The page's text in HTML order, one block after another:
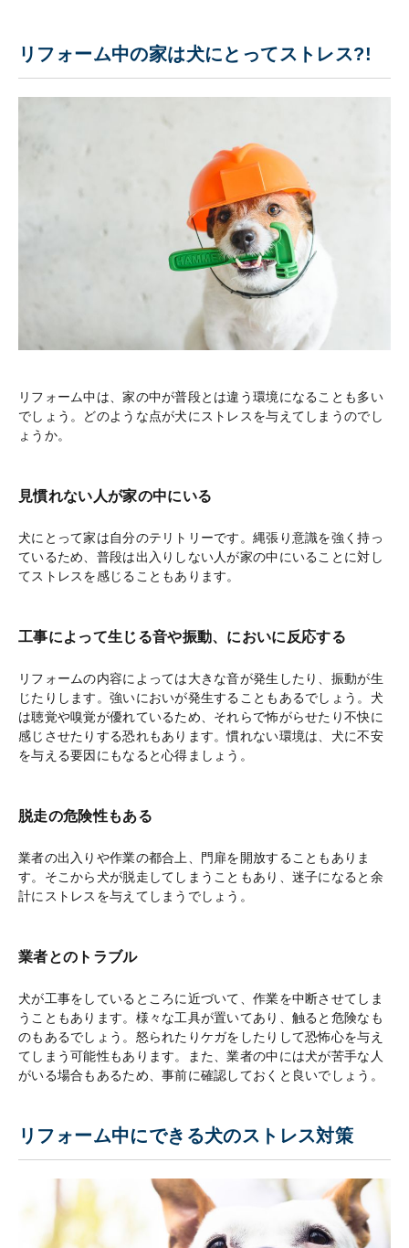
リフォーム中の家は犬にとってストレス?!
リフォーム中は、家の中が普段とは違う環境になることも多い
でしょう。どのような点が犬にストレスを与えてしまうのでし
ょうか。
見慣れない人が家の中にいる
犬にとって家は自分のテリトリーです。縄張り意識を強く持っ
ているため、普段は出入りしない人が家の中にいることに対し
てストレスを感じることもあります。
工事によって生じる音や振動、においに反応する
リフォームの内容によっては大きな音が発生したり、振動が生
じたりします。強いにおいが発生することもあるでしょう。犬
は聴覚や嗅覚が優れているため、それらで怖がらせたり不快に
感じさせたりする恐れもあります。慣れない環境は、犬に不安
を与える要因にもなると心得ましょう。
脱走の危険性もある
業者の出入りや作業の都合上、門扉を開放することもありま
す。そこから犬が脱走してしまうこともあり、迷子になると余
計にストレスを与えてしまうでしょう。
業者とのトラブル
犬が工事をしているところに近づいて、作業を中断させてしま
うこともあります。様々な工具が置いてあり、触ると危険なも
のもあるでしょう。怒られたりケガをしたりして恐怖心を与え
てしまう可能性もあります。また、業者の中には犬が苦手な人
がいる場合もあるため、事前に確認しておくと良いでしょう。
リフォーム中にできる犬のストレス対策